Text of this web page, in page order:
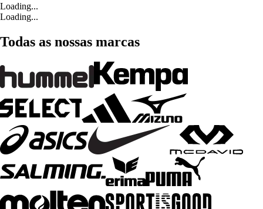
Loading...
Loading...
Todas as nossas marcas